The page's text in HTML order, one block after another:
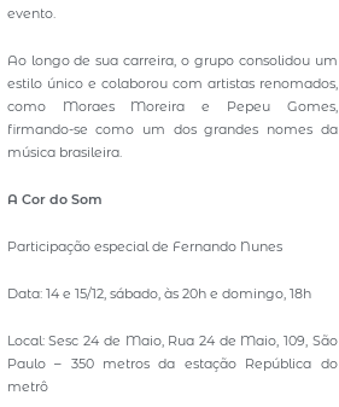
evento.
Ao longo de sua carreira, o grupo consolidou um
estilo único e colaborou com artistas renomados,
como Moraes Moreira e Pepeu Gomes,
firmando-se como um dos grandes nomes da
música brasileira.
A Cor do Som
Participação especial de Fernando Nunes
Data: 14 e 15/12, sábado, às 20h e domingo, 18h
Local: Sesc 24 de Maio, Rua 24 de Maio, 109, São
Paulo – 350 metros da estação República do
metrô